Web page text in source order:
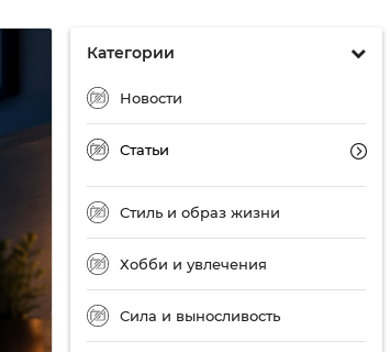
Категории
Новости
Статьи
Стиль и образ жизни
Хобби и увлечения
Сила и выносливость